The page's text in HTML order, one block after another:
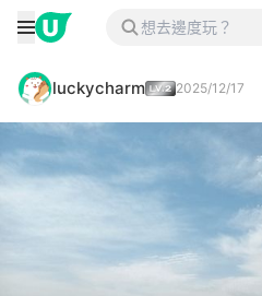
luckycharm 2025/12/17